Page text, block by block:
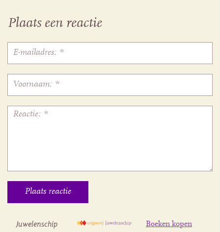
Plaats een reactie
Juwelenschip
Boeken kopen